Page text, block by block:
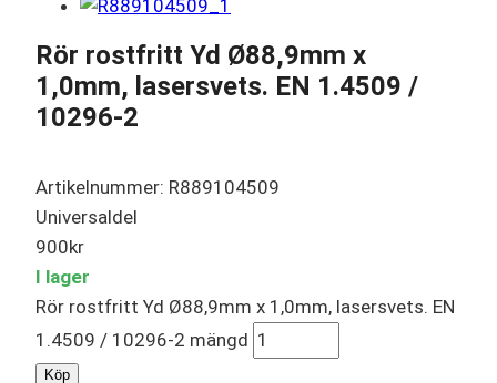
Rör rostfritt Yd Ø88,9mm x
1,0mm, lasersvets. EN 1.4509 /
10296-2
Artikelnummer: R889104509
Universaldel
900kr
I lager
Rör rostfritt Yd Ø88,9mm x 1,0mm, lasersvets. EN
1.4509 / 10296-2 mängd
Köp